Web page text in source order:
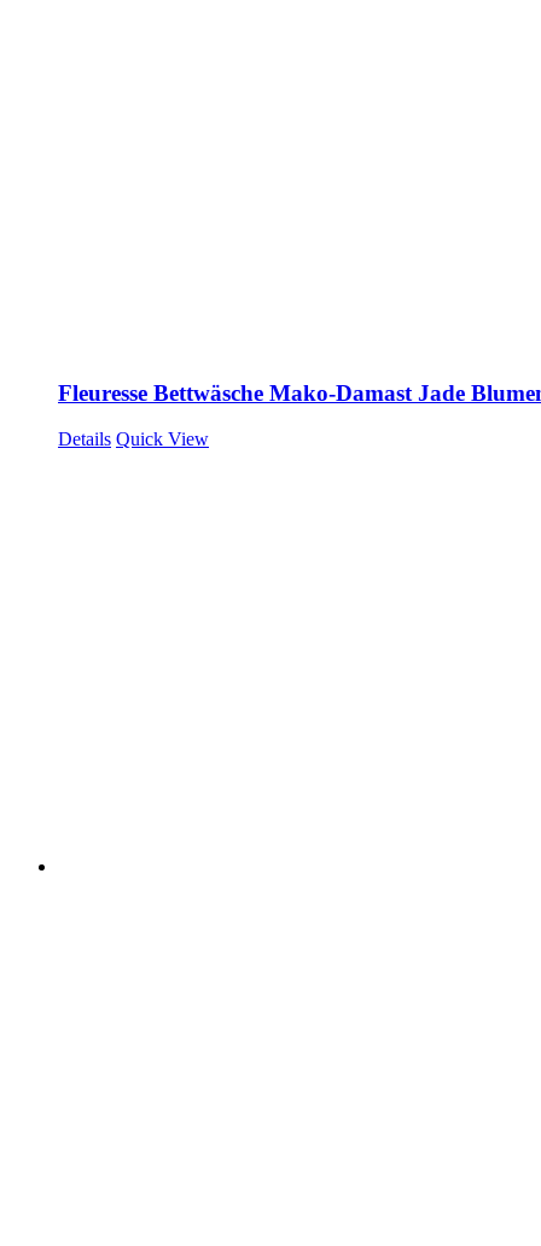
Fleuresse Bettwäsche Mako-Damast Jade
Details Quick View